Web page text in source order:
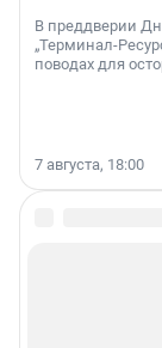
В преддверии
„Терминал-
поводах для
7 августа, 18:00